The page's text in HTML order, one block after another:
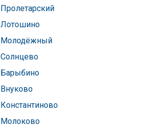
Пролетарский
Лотошино
Молодёжный
Солнцево
Барыбино
Внуково
Константиново
Молоково